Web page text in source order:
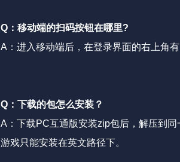
Q：移动端的扫码按钮在哪里?
A：进入移动端后，在登录界面的右上角
Q：下载的包怎么安装？
A：下载PC互通版安装zip包后，解压到
游戏只能安装在英文路径下。